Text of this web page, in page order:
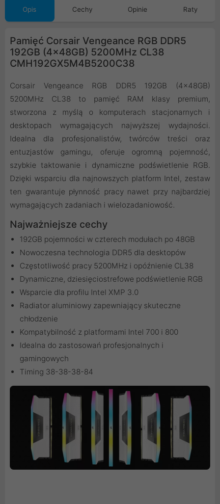
Opis Cechy Opinie Raty
Pamięć Corsair Vengeance RGB DDR5
192GB (4x48GB) 5200MHz CL38
CMH192GX5M4B5200C38
Corsair Vengeance RGB DDR5 192GB (4x48GB)
5200MHz CL38 to pamięć RAM klasy premium,
stworzona z myślą o komputerach stacjonarnych i
desktopach wymagających najwyższej wydajności.
Idealna dla profesjonalistów, twórców treści oraz
entuzjastów gamingu, oferuje ogromną pojemność,
szybkie taktowanie i dynamiczne podświetlenie RGB.
Dzięki wsparciu dla najnowszych platform Intel, zestaw
ten gwarantuje płynność pracy nawet przy najbardziej
wymagających zadaniach i wielozadaniowość.
Najważniejsze cechy
192GB pojemności w czterech modułach po 48GB
Nowoczesna technologia DDR5 dla desktopów
Częstotliwość pracy 5200MHz i opóźnienie CL38
Dynamiczne, dziesięciostrefowe podświetlenie RGB
Wsparcie dla profilu Intel XMP 3.0
Radiator aluminiowy zapewniający skuteczne
chłodzenie
Kompatybilność z platformami Intel 700 i 800
Idealna do zastosowań profesjonalnych i
gamingowych
Timing 38-38-38-84